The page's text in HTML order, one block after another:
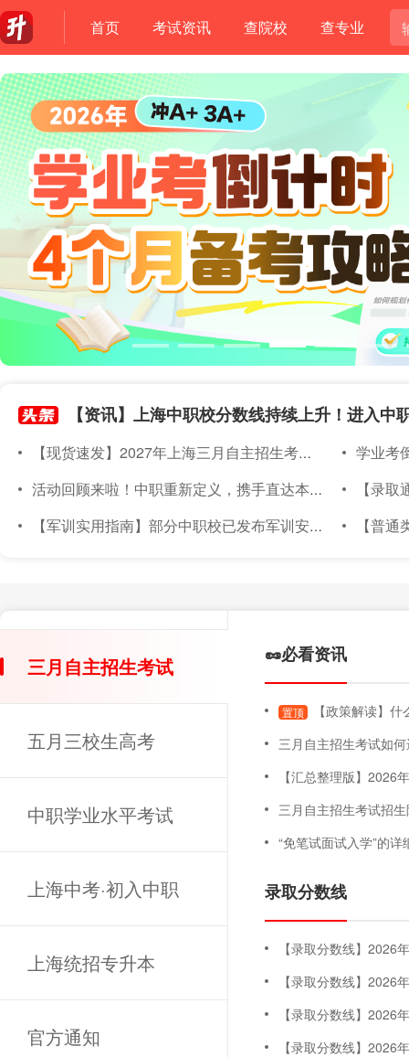
首页 考试资讯 查院校 查专业
【现货速发】2027年上海三月自主招生考试素质技能小六门备考材料已上架~
学业考倒
活动回顾来啦！中职重新定义，携手直达本科｜2026年度针对上海准中职新生线下升学宣讲会圆满落幕
【录取通
【军训实用指南】部分中职校已发布军训安排！军训倒计时～上海中职新生军训实用指南，必备物品、注意事项都在这！
【普通类专场已
三月自主招生考试
五月三校生高考
中职学业水平考试
上海中考·初入中职
上海统招专升本
官方通知
🥜必看资讯
置顶
【政策解读】什
三月自主招生考试如
【汇总整理版】2026年上海三月自主招
三月自主招生考试招
“免笔试面试入学”的详
录取分数线
【录取分数线】2026年专科
【录取分数线】2026
【录取分数线】2026
【录取分数线】2026